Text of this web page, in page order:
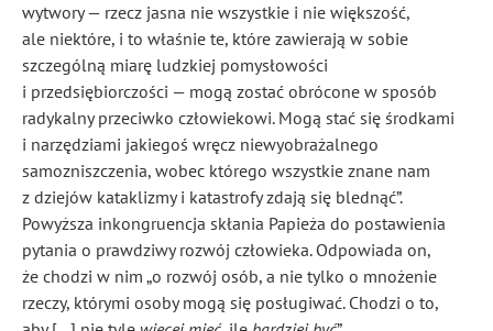
wytwory — rzecz jasna nie wszystkie i nie większość,
ale niektóre, i to właśnie te, które zawierają w sobie
szczególną miarę ludzkiej pomysłowości
i przedsiębiorczości — mogą zostać obrócone w sposób
radykalny przeciwko człowiekowi. Mogą stać się środkami
i narzędziami jakiegoś wręcz niewyobrażalnego
samozniszczenia, wobec którego wszystkie znane nam
z dziejów kataklizmy i katastrofy zdają się blednąć”.
Powyższa inkongruencja skłania Papieża do postawienia
pytania o prawdziwy rozwój człowieka. Odpowiada on,
że chodzi w nim „o rozwój osób, a nie tylko o mnożenie
rzeczy, którymi osoby mogą się posługiwać. Chodzi o to,